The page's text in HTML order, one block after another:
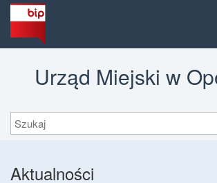
Urząd Miejski w
Szukaj
Aktualności